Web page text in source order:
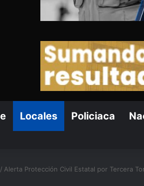
Locales Policiaca
/ Alerta Protección Civil Estatal por Tercera